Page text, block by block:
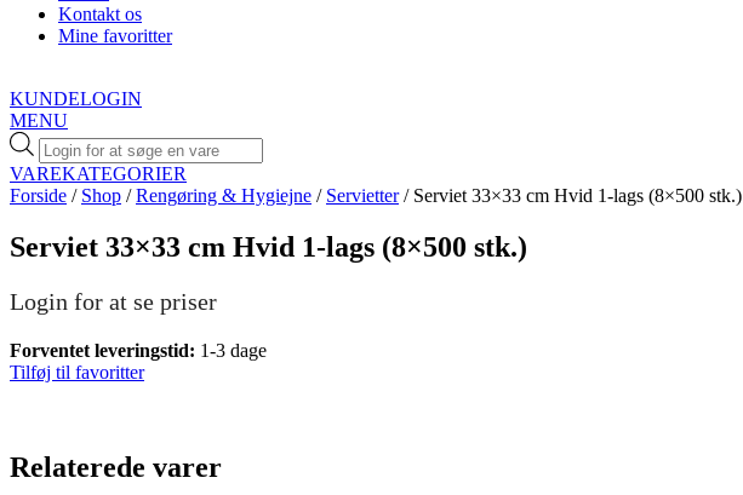
Kontakt os
Mine favoritter
KUNDELOGIN
MENU
Products
search
VAREKATEGORIER
Forside / Shop /Rengøring & Hygiejne / Servietter/ Serviet 33×33 cm Hvid 1-lags (8×500 stk.)
Serviet 33×33 cm Hvid 1-lags (8×500 stk.)
Login for at se priser
Forventet leveringstid: 1-3 dage
Tilføj til favoritter
Relaterede varer